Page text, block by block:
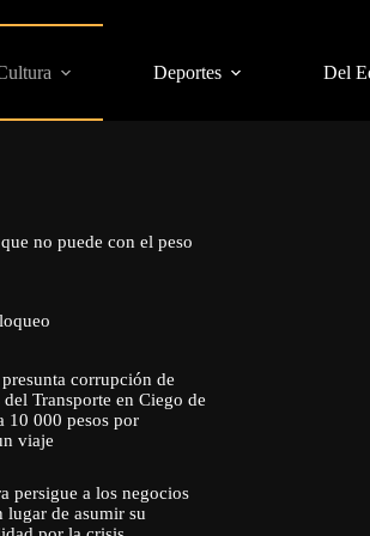
Deportes Del
no puede con el peso
corrupción de
Transporte en Ciego de
10 000 pesos por
viaje
persigue a los negocios
lugar de asumir su